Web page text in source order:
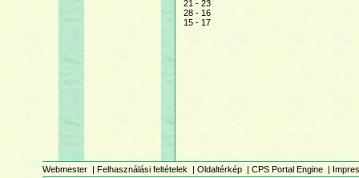
21 - 23
28 - 16
15 - 17
Webmester | Felhasználási feltételek | Oldaltérkép | CPS Portal Engine |